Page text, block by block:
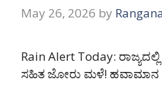
May 26, 2026 by
Rain Alert Today:
ಸಹಿತ ಜೋರು ಮಳೆ!